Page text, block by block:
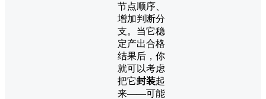
节点顺序、
增加判断分
支。当它稳
定产出合格
结果后，你
就可以考虑
把它封装起
来——可能